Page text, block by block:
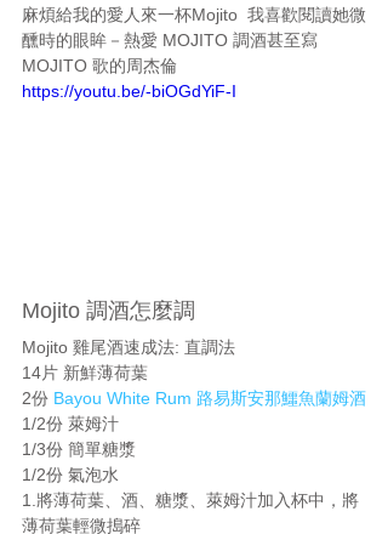
麻煩給我的愛人來一杯Mojito  我喜歡閱讀她微
醺時的眼眸－熱愛 MOJITO 調酒甚至寫
MOJITO 歌的周杰倫
https://youtu.be/-biOGdYiF-I
Mojito 調酒怎麼調
Mojito 雞尾酒速成法: 直調法
14片 新鮮薄荷葉
2份 Bayou White Rum 路易斯安那鱷魚蘭姆酒
1/2份 萊姆汁
1/3份 簡單糖漿
1/2份 氣泡水
1.將薄荷葉、酒、糖漿、萊姆汁加入杯中，將
薄荷葉輕微搗碎